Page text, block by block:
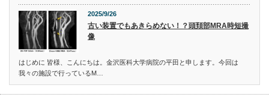
2025/9/26
古い装置でもあきらめない！？頭頚部MRA時短撮
像
はじめに 皆様、こんにちは。金沢医科大学病院の平田と申します。今回は
我々の施設で行っているM…